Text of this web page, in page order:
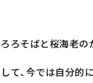
ろそばと桜海老の
て、今では自分的